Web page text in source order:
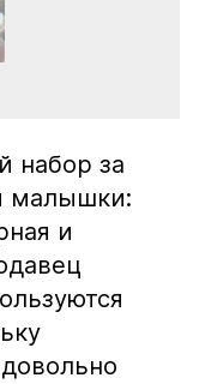
набор за
малышки:
и